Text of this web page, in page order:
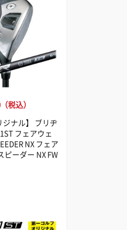
税込）
ジナル】 ブリヂ
フェアウェ
NX フェア
ピーダー NX FW